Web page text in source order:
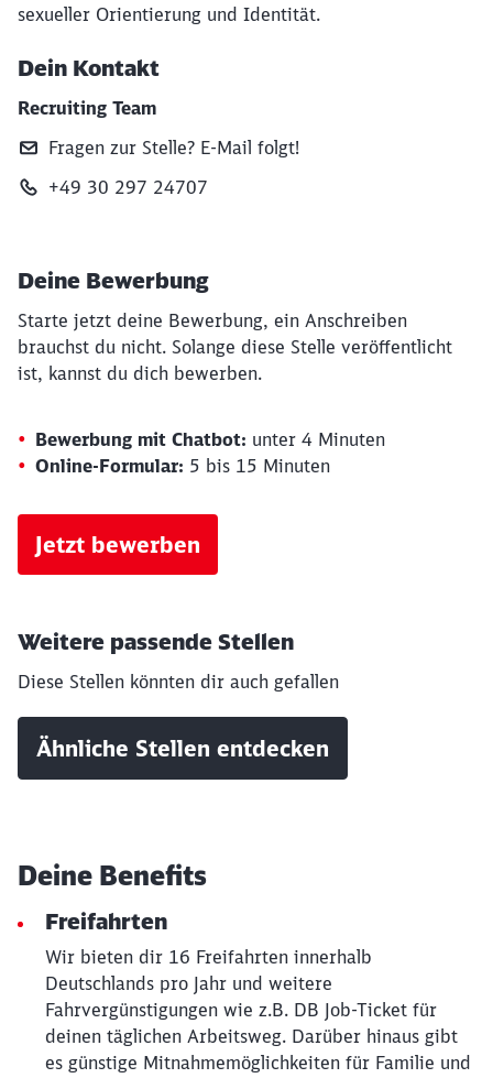
sexueller Orientierung und Identität.
Dein Kontakt
Recruiting Team
Fragen zur Stelle? E‑Mail folgt!
+49 30 297 24707
Deine Bewerbung
Starte jetzt deine Bewerbung, ein Anschreiben
brauchst du nicht. Solange diese Stelle veröffentlicht
ist, kannst du dich bewerben.
Bewerbung mit Chatbot: unter 4 Minuten
Online-Formular: 5 bis 15 Minuten
Jetzt bewerben
Weitere passende Stellen
Diese Stellen könnten dir auch gefallen
Ähnliche Stellen entdecken
Deine Benefits
Freifahrten
Wir bieten dir 16 Freifahrten innerhalb
Deutschlands pro Jahr und weitere
Fahrvergünstigungen wie z.B. DB Job-Ticket für
deinen täglichen Arbeitsweg. Darüber hinaus gibt
es günstige Mitnahmemöglichkeiten für Familie und